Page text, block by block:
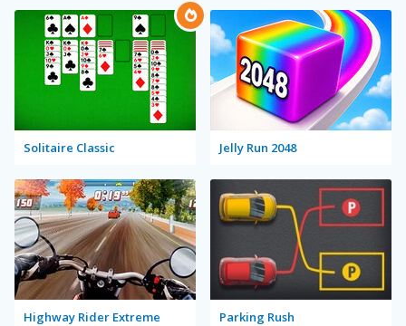
Solitaire Classic Jelly Run 2048
Highway Rider Extreme Parking Rush